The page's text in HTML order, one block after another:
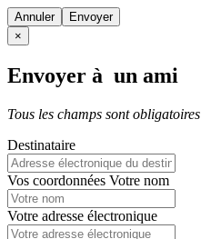
Annuler
×
Envoyer à un ami
Tous les champs sont obligatoires
Destinataire
Vos coordonnées Votre nom
Votre adresse électronique